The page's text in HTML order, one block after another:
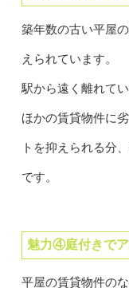
築年数の古い平屋
えられています。
駅から遠く離れて
ほかの賃貸物件に
トを抑えられる分
です。
魅力④庭付きで
平屋の賃貸物件の